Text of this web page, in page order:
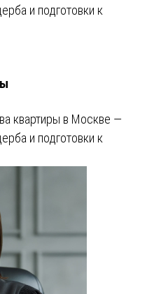
и подготовки к
квартиры в Москве —
и подготовки к